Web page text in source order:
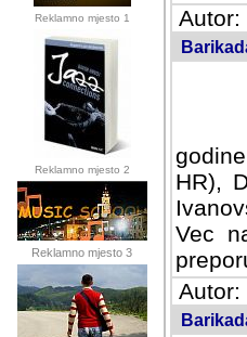
Reklamno mjesto 1
Reklamno mjesto 2
Reklamno mjesto 3
Autor:
HR),
Vec
Autor: